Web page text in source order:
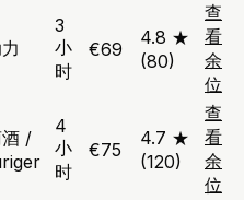
3
小
时
€69
4.8 ★
(80)
查
看
余
位
/
4
小
时
€75
4.7 ★
(120)
查
看
余
位